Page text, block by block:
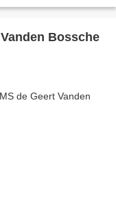
Bossche